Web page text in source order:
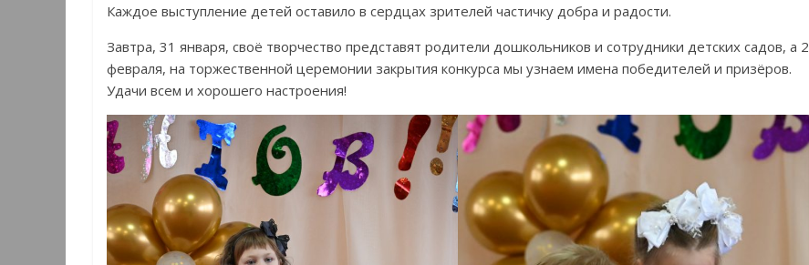
Каждое выступление детей оставило в сердцах зрителей частичку добра и радости.
Завтра, 31 января, своё творчество представят родители дошкольников и сотрудники детских садов, а 2
февраля, на торжественной церемонии закрытия конкурса мы узнаем имена победителей и призёров.
Удачи всем и хорошего настроения!